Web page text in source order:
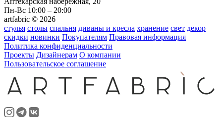
Пн-Вс 10:00 – 20:00
artfabric © 2026
стулья столы спальня диваны и кресла хранение свет декор
скидки новинки Покупателям Правовая информация
Политика конфиденциальности
Проекты Дизайнерам О компании
Пользовательское соглашение